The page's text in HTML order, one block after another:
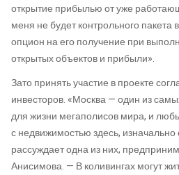
открытие прибылью от уже
меня не будет контрольного пакета
опцион на его получение при
открытых объектов и прибыли».
Зато принять участие в проекте
инвесторов. «Москва — один из
для жизни мегаполисов мира, и
с недвижимостью здесь,
рассуждает одна из них,
Анисимова. — В коливингах могут